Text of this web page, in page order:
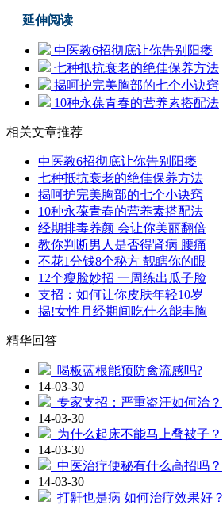
延伸阅读
中医教6招彻底让你告别阳痿
七种抵抗衰老的绝佳保养方法
揭呵护完美胸部的七个小诀窍
10种永葆青春的营养素搭配法
相关文章推荐
中医教6招彻底让你告别阳痿
七种抵抗衰老的绝佳保养方法
揭呵护完美胸部的七个小诀窍
10种永葆青春的营养素搭配法
经期排毒养颜 会让你美丽翻倍
教你判断男人是否得肾病 腰痛
不花1分钱8个秘方 靓瞎你的眼
12个瘦脸妙招 一周练出瓜子脸
支招：如何让你皮肤年轻10岁
揭!女性月经期间吃什么能丰胸
精华回答
喝板蓝根能预防禽流感吗?
14-03-30
专家支招：严重盗汗如何治？
14-03-30
为什么起床不能马上叠被子？
14-03-30
中医治疗便秘有什么高招吗？
14-03-30
打鼾也是病 如何治疗效果好？